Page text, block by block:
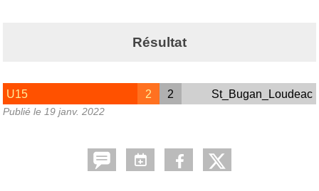
Résultat
U15 2 2 St_Bugan_Loudeac
Publié le 19 janv. 2022